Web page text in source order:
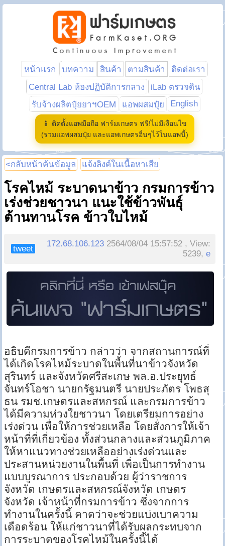
หน้าแรก บทความ สินค้า ตามสินค้า
ติดต่อเรา
Central Lab ห้องปฏิบัติการกลาง
iLab ตรวจดิน
รับจ้างผลิตปุ๋ยยาฯOEM
แอพผสมปุ๋ย English
📱 ติดตั้งแอพมือถือ ฟาร์มเกษตร ฟรี!ไม่มีเงื่อนไข
(รวมแอพผสมปุ๋ย และแอพเกษตรอื่นๆไว้ในแอพนี้)
<กลับหน้าค้นข้อมูล แจ้งลิงค์ในเนื้อหาเสีย
โรคไหม้ ระบาดนาข้าว กรมการข้าว
เร่งช่วยชาวนา แนะใช้ข้าวพันธุ์
ต้านทานโรค ข้าวใบไหม้
tweet
172.68.106.123 2564/08/04 15:57:52 , View:
5239,e
อธิบดีกรมการข้าว กล่าวว่า จากสถานการณ์ที่
ได้เกิดโรคไหม้ระบาดในพื้นที่นาข้าวจังหวัด
สุรินทร์ และจังหวัดศรีสะเกษ พล.อ.ประยุทธ์
จันทร์โอชา นายกรัฐมนตรี นายประภัตร โพธสุ
ธน รมช.เกษตรและสหกรณ์ และกรมการข้าว
ได้มีความห่วงใยชาวนา โดยเตรียมการอย่าง
เร่งด่วน เพื่อให้การช่วยเหลือ โดยสั่งการให้เจ้า
หน้าที่ที่เกี่ยวข้อง ทั้งส่วนกลางและส่วนภูมิภาค
ให้หาแนวทางช่วยเหลืออย่างเร่งด่วนและ
ประสานหน่วยงานในพื้นที่ เพื่อเป็นการทำงาน
แบบบูรณาการ ประกอบด้วย ผู้ว่าราชการ
จังหวัด เกษตรและสหกรณ์จังหวัด เกษตร
จังหวัด เจ้าหน้าที่กรมการข้าว ซึ่งจากการ
ทำงานในครั้งนี้ คาดว่าจะช่วยแบ่งเบาความ
เดือดร้อน ให้แก่ชาวนาที่ได้รับผลกระทบจาก
การระบาดของโรคไหม้ในครั้งนี้ได้